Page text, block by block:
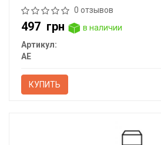
0 отзывов
497 грн
в наличии
Артикул:
AE
КУПИТЬ